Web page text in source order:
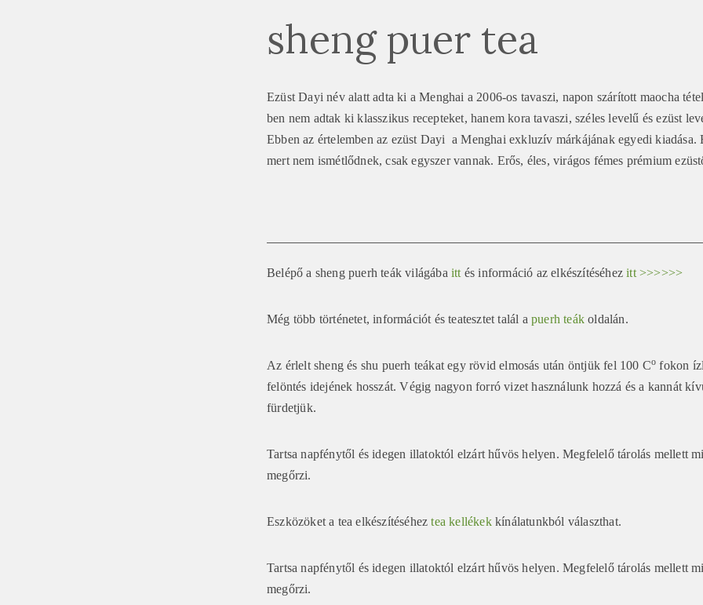
sheng puer tea
Ezüst Dayi név alatt adta ki a Menghai a 2006-os tavaszi, napon szárított maocha
ben nem adtak ki klasszikus recepteket, hanem kora tavaszi, széles levelű és ezüst
Ebben az értelemben az ezüst Dayi a Menghai exkluzív márkájának egyedi kiadása.
mert nem ismétlődnek, csak egyszer vannak. Erős, éles, virágos fémes prémium
Belépő a sheng puerh teák világába itt és információ az elkészítéséhezitt >>>>>>
Még több történetet, információt és teatesztet talál apuerh teák oldalán.
Az érlelt sheng és shu puerh teákat egy rövid elmosás után öntjük fel 100 Co fokon
felöntés idejének hosszát. Végig nagyon forró vizet használunk hozzá és a kannát
fürdetjük.
Tartsa napfénytől és idegen illatoktól elzárt hűvös helyen. Megfelelő tárolás mellett
megőrzi.
Eszközöket a tea elkészítéséhez tea kellékek kínálatunkból választhat.
Tartsa napfénytől és idegen illatoktól elzárt hűvös helyen. Megfelelő tárolás mellett
megőrzi.